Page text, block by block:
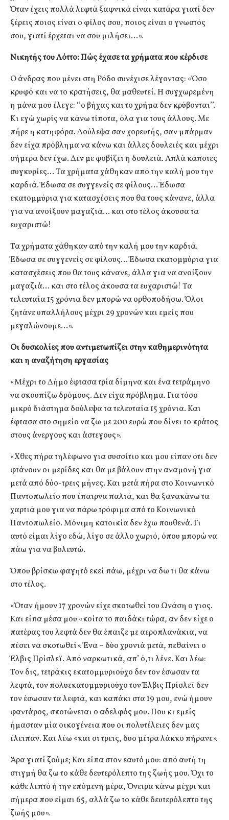
Όταν έχεις πολλά λεφτά ξαφνικά είναι κατάρα γιατί δεν
ξέρεις ποιος είναι ο φίλος σου, ποιος είναι ο γνωστός
σου, γιατί έρχεται να σου μιλήσει…».
Νικητής του Λόττο: Πώς έχασε τα χρήματα που κέρδισε
Ο άνδρας που μένει στη Ρόδο συνέχισε λέγοντας: «Όσο
κρυφό και να το κρατήσεις, θα μαθευτεί. Η συγχωρεμένη
η μάνα μου έλεγε: ‘’ο βήχας και το χρήμα δεν κρύβονται’’.
Κι εγώ χωρίς να κάνω τίποτα, όλα για τους άλλους. Με
πήρε η κατηφόρα. Δούλεψα σαν χορευτής, σαν μπάρμαν
δεν είχα πρόβλημα να κάνω και άλλες δουλειές και μέχρι
σήμερα δεν έχω. Δεν με φοβίζει η δουλειά. Απλά κάποιες
συγκυρίες… Τα χρήματα χάθηκαν από την καλή μου την
καρδιά. Έδωσα σε συγγενείς σε φίλους… Έδωσα
εκατομμύρια για κατασχέσεις που θα τους κάνανε, άλλα
για να ανοίξουν μαγαζιά… και στο τέλος άκουσα τα
ευχαριστώ!
Τα χρήματα χάθηκαν από την καλή μου την καρδιά.
Έδωσα σε συγγενείς σε φίλους… Έδωσα εκατομμύρια για
κατασχέσεις που θα τους κάνανε, άλλα για να ανοίξουν
μαγαζιά… και στο τέλος άκουσα τα ευχαριστώ! Τα
τελευταία 15 χρόνια δεν μπορώ να ορθοποδήσω. Όλοι
ζητάνε υπαλλήλους μέχρι 29 χρονών και εμείς που
μεγαλώνουμε…».
Οι δυσκολίες που αντιμετωπίζει στην καθημερινότητα
και η αναζήτηση εργασίας
«Μέχρι το Δήμο έφτασα τρία δίμηνα και ένα τετράμηνο
να σκουπίζω δρόμους. Δεν είχα πρόβλημα. Για τόσο
μικρό διάστημα δούλεψα τα τελευταία 15 χρόνια. Και
έφτασα στο σημείο να ζω με 200 ευρώ που δίνει το κράτος
στους άνεργους και άστεγους».
«Χθες πήρα τηλέφωνο για συσσίτιο και μου είπαν ότι δεν
φτάνουν οι μερίδες και θα με βάλουν στην αναμονή για
μετά από δύο-τρεις μήνες. Και μετά πήρα στο Κοινωνικό
Παντοπωλείο που έπαιρνα παλιά, και θα ξανακάνω τα
χαρτιά μου για να πάρω τρόφιμα από το Κοινωνικό
Παντοπωλείο. Μόνιμη κατοικία δεν έχω πουθενά. Γι
αυτό είμαι λίγο εδώ, λίγο σε άλλο χωριό, όπου μπορώ να
πάω για να βολευτώ.
Όπου βρίσκω φαγητό εκεί πάω, μέχρι να δω τι θα κάνω
στο τέλος.
«Όταν ήμουν 17 χρονών είχε σκοτωθεί του Ωνάση ο γιος.
Και είπα μέσα μου «κοίτα το παιδάκι τώρα, αν δεν είχε ο
πατέρας του λεφτά δεν θα έπαιζε με αεροπλανάκια, να
πέσει να σκοτωθεί». Ένα – δύο χρονιά μετά, πεθαίνει ο
Έλβις Πρίσλεϊ. Από ναρκωτικά, απ’ ό,τι λένε. Και λέω:
Τον δις, τετράκις εκατομμυριούχο δεν τον έσωσαν τα
λεφτά, τον πολυεκατομμυριούχο τον Έλβις Πρίσλεϊ δεν
τον έσωσαν τα λεφτά, και καπάκι στα 19 μου, ενώ ήμουν
φαντάρος, σκοτώνεται ο αδελφός μου. Που κι εμείς
ήμασταν μία οικογένεια που οι πολυτέλειες δεν μας
έλειπαν. Και λέω «και οι τρεις, δυο μέτρα λάκκο πήρανε».
Άρα γιατί ζούμε; Και είπα στον εαυτό μου: από αυτή τη
στιγμή θα ζω το κάθε δευτερόλεπτο της ζωής μου. Όχι το
κάθε λεπτό ή την επόμενη μέρα, Όνειρα κάνω μέχρι και
σήμερα που είμαι 65, αλλά ζω το κάθε δευτερόλεπτο της
ζωής μου».